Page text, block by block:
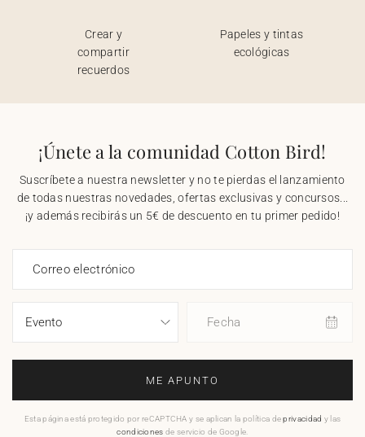
Crear y
compartir
recuerdos
Papeles y tintas
ecológicas
¡Únete a la comunidad Cotton Bird!
Suscríbete a nuestra newsletter y no te pierdas el lanzamiento
de todas nuestras novedades, ofertas exclusivas y concursos...
¡y además recibirás un 5€ de descuento en tu primer pedido!
Correo electrónico
Fecha
ME APUNTO
Esta página está protegido por reCAPTCHA y se aplican la política deprivacidad y las
condiciones de servicio de Google.